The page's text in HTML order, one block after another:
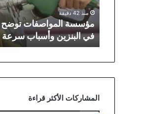
البنزين
وأسباب
سرعة
استهلاكه
منذ 42 دقيقة
مؤسسة المواصفات توضح
في البنزين وأسباب سرعة
المشاركات الأكثر قراءة